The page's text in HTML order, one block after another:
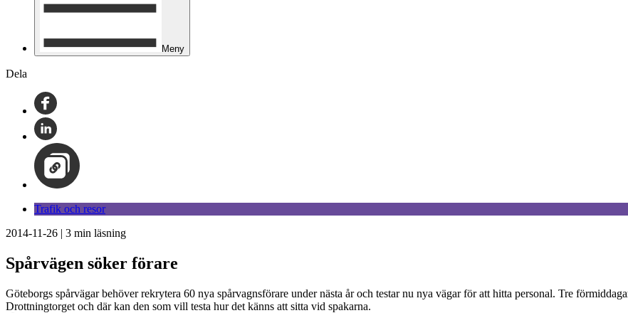
Meny
Dela
Trafik och resor
2014-11-26 | 3 min läsning
Spårvägen söker förare
Göteborgs spårvägar behöver rekrytera 60 nya spårvagnsförare under nästa år och testar nu nya vägar för att hitta personal. Tre
Drottningtorget och där kan den som vill testa hur det känns att sitta vid spakarna.